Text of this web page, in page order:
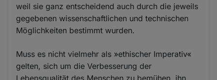
weil sie ganz entscheidend auch durch die jeweils
gegebenen wissenschaftlichen und technischen
Möglichkeiten bestimmt wurden.
Muss es nicht vielmehr als »ethischer Imperativ«
gelten, sich um die Verbesserung der